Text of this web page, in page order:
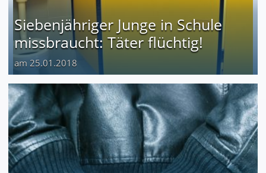
Siebenjähriger Junge in Schule
missbraucht: Täter flüchtig!
am 25.01.2018